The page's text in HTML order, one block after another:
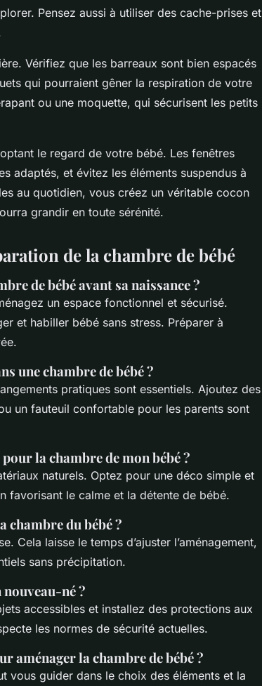
Pensez aussi à utiliser des cache-prises et
Vérifiez que les barreaux sont bien espacés
qui pourraient gêner la respiration de votre
ou une moquette, qui sécurisent les petits
le regard de votre bébé. Les fenêtres
adaptés, et évitez les éléments suspendus à
au quotidien, vous créez un véritable cocon
grandir en toute sérénité.
de la chambre de bébé
de bébé avant sa naissance ?
un espace fonctionnel et sécurisé.
et habiller bébé sans stress. Préparer à
une chambre de bébé ?
pratiques sont essentiels. Ajoutez des
un fauteuil confortable pour les parents sont
la chambre de mon bébé ?
naturels. Optez pour une déco simple et
favorisant le calme et la détente de bébé.
chambre du bébé ?
Cela laisse le temps d’ajuster l’aménagement,
sans précipitation.
né ?
accessibles et installez des protections aux
les normes de sécurité actuelles.
aménager la chambre de bébé ?
vous guider dans le choix des éléments et la